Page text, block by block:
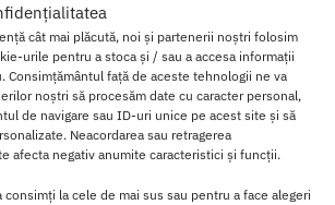
cât mai plăcută, noi și partenerii noștri folosim
urile pentru a stoca și / sau a accesa informații
Consimțământul față de aceste tehnologii ne va
noștri să procesăm date cu caracter personal,
de navigare sau ID-uri unice pe acest site și să
Neacordarea sau retragerea
afecta negativ anumite caracteristici și funcții.
consimți la cele de mai sus sau pentru a face alegeri
suplimentare Brand
Lingerie,din plasa cu